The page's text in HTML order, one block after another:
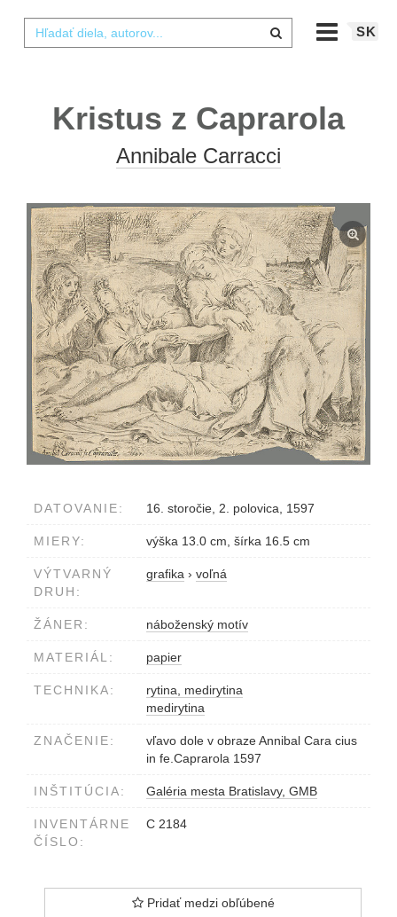
SK
Kristus z Caprarola
Annibale Carracci
DATOVANIE: 16. storočie, 2. polovica, 1597
MIERY: výška 13.0 cm, šírka 16.5 cm
VÝTVARNÝ
DRUH:
grafika › voľná
ŽÁNER: náboženský motív
MATERIÁL: papier
TECHNIKA:
rytina, medirytina
medirytina
ZNAČENIE:
vľavo dole v obraze Annibal Cara cius
in fe.Caprarola 1597
INŠTITÚCIA: Galéria mesta Bratislavy, GMB
INVENTÁRNE
ČÍSLO:
C 2184
Pridať medzi obľúbené